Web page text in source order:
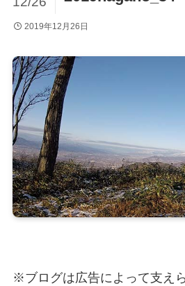
2019年12月26日
※ブログは広告によって支え